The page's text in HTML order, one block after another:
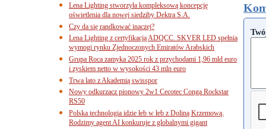
Lena Lighting stworzyła kompleksową koncepcję
oświetlenia dla nowej siedziby Dektra S.A.
Czy da się randkować inaczej?
Lena Lighting z certyfikacją ADQCC. SKVER LED spełnia
wymogi rynku Zjednoczonych Emiratów Arabskich
Grupa Roca zamyka 2025 rok z przychodami 1,96 mld euro
i zyskiem netto w wysokości 43 mln euro
Trwa lato z Akademią swisspor
Nowy odkurzacz pionowy 2w1 Cecotec Conga Rockstar
RS50
Polska technologia idzie łeb w łeb z Doliną Krzemową.
Rodzimy agent AI konkuruje z globalnymi gigant